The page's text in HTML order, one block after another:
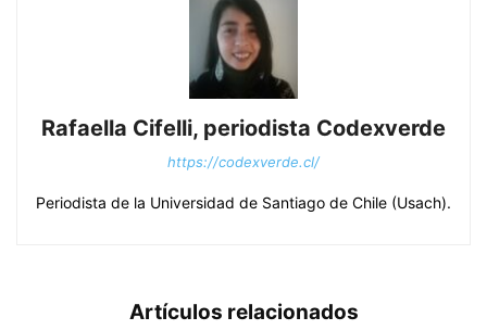
Rafaella Cifelli, periodista Codexverde
https://codexverde.cl/
Periodista de la Universidad de Santiago de Chile (Usach).
Artículos relacionados